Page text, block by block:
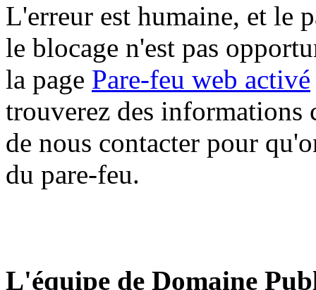
L'erreur est humaine, et le
le blocage n'est pas
la page Pare-feu web activé
trouverez des informations
de nous contacter pour
du pare-feu.
L'équipe de Domaine